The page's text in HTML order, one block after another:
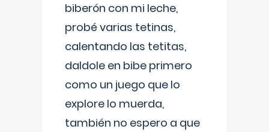
biberón con mi leche,
probé varias tetinas,
calentando las tetitas,
daldole en bibe primero
como un juego que lo
explore lo muerda,
también no espero a que